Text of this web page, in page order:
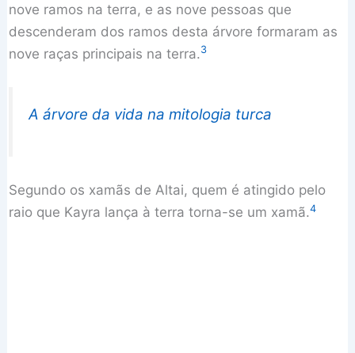
nove ramos na terra, e as nove pessoas que
descenderam dos ramos desta árvore formaram as
nove raças principais na terra.3
A árvore da vida na mitologia turca
Segundo os xamãs de Altai, quem é atingido pelo
raio que Kayra lança à terra torna-se um xamã.4